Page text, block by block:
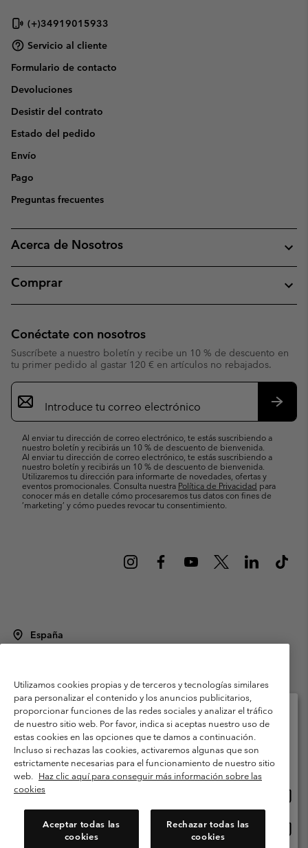
(+)34919015933
Servicio al cliente
Formulario de contacto
Devoluciones
Desistir del contrato
Estado del pedido
Envío
Pago
Preguntas frecuentes
Acerca de Nosotros
Comprar
Conéctate con nosotros
Suscríbete a nuestro boletín y recibe un 10 % de descuento en
tu primer pedido al gastar 120 € en artículos no rebajados.
Suscripción
de
correo
Al enviar tu dirección de correo electrónico, te estás suscribiendo a
nuestro boletín y recibirás un 10 % de descuento de bienvenida.
Al enviar tu dirección de correo electrónico, te estás suscribiendo a
nuestro boletín y recibirás un 10 % de descuento de bienvenida.
Utilizaremos tu dirección para informarte de novedades, ofertas y
eventos promocionales. Consulta nuestra Política de Privacidad para
conocer más en detalle cómo procesaremos tus datos con fines de
’marketing’ y cómo puedes revocar tu consentimiento.
España
Condiciones de uso
Terminos de Venta
Garantía
Política de Privacidad
Términos y condiciones del programa de miembros
Términos De Uso Del Contenido Generado Por Los Usuarios
Impressum
Cookies Public CBCR
Utilizamos cookies propias y de terceros y tecnologías similares
para personalizar el contenido y los anuncios publicitarios,
proporcionar funciones de las redes sociales y analizar el tráfico
de nuestro sitio web. Por favor, indica si aceptas nuestro uso de
estas cookies en las opciones que te damos a continuación.
Incluso si rechazas las cookies, activaremos algunas que son
estrictamente necesarias para el funcionamiento de nuestro sitio
web. Haz clic aquí para conseguir más información sobre las
cookies
Aceptar todas las
cookies
Rechazar todas las
cookies
Selecciona tu país e idioma envío
Compras en línea disponibles
línea
España